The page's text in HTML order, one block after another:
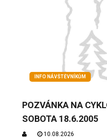
INFO NÁVŠTĚVNÍKŮM
POZVÁNKA NA
SOBOTA 18.6.2005
10.08.2026